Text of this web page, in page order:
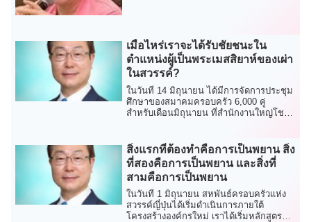
เมื่อไหร่เราจะได้รับชัยชนะใน
ตำแหน่งผู้เป็นพระเมสสิยาห์ของเผ่า
ในสวรรค์?
ในวันที่ 14 มิถุนายน ได้มีการจัดการประชุม
ศึกษาของสมาคมครอบครัว 6,000 คู่
สำหรับเดือนมิถุนายน ที่สำนักงานใหญ่โช
สิ่งแรกที่ต้องทำคือการเป็นพยาน สิ่ง
ที่สองคือการเป็นพยาน และสิ่งที่
สามคือการเป็นพยาน
ในวันที่ 1 มิถุนายน สหพันธ์ครอบครัวแห่ง
สวรรค์ญี่ปุ่นได้เริ่มดำเนินการภายใต้
โครงสร้างองค์กรใหม่ เราได้เริ่มหลักสูตร